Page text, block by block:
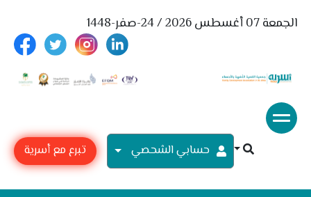
الجمعة 07 أغسطس 2026 / 24-صفر-1448
حسابي الشحصي تبرع مع أسرية